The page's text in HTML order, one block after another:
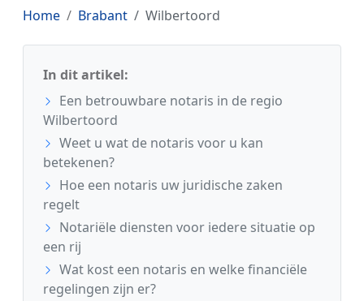
Home Brabant Wilbertoord
In dit artikel:
Een betrouwbare notaris in de regio
Wilbertoord
Weet u wat de notaris voor u kan
betekenen?
Hoe een notaris uw juridische zaken
regelt
Notariële diensten voor iedere situatie op
een rij
Wat kost een notaris en welke financiële
regelingen zijn er?